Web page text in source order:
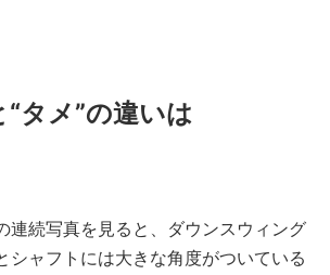
“タメ”の違いは
連続写真を見ると、ダウンスウィング
シャフトには大きな角度がついている